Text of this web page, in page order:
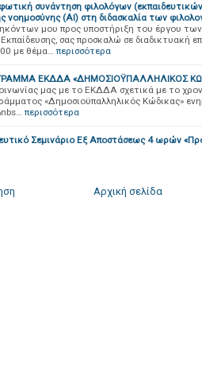
συνάντηση φιλολόγων
νοημοσύνης (ΑΙ) στη διδασκαλία των
μου προς υποστήριξη του έργου
σας προσκαλώ σε διαδικτυακή
με θέμα… περισσότερα
ΕΚΔΔΑ «ΔΗΜΟΣΙΟΫΠΑΛΛΗΛΙΚΟΣ
μας με το ΕΚΔΔΑ σχετικά με το
«Δημοσιοϋπαλληλικός Κώδικας»
περισσότερα
Σεμινάριο Εξ Αποστάσεως 4 ωρών
Αρχική σελίδα